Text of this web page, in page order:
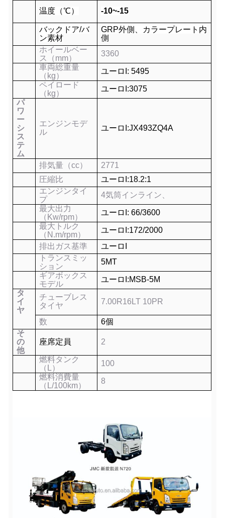
温度（℃） -10~-15
バックドア/バ
ン素材
GRP外側、カラープレート内
側
ホイールベー
ス（mm）
3360
車両総重量
（kg）
ユーロI: 5495
ペイロード
（kg）
ユーロI:3075
パ
ワ
ー
シ
ス
テ
ム
エンジンモデ
ル
ユーロI:JX493ZQ4A
排気量（cc）
2771
圧縮比
ユーロI:18.2:1
エンジンタイ
プ
4気筒インライン、
最大出力
（Kw/rpm）
ユーロI: 66/3600
最大トルク
（N.m/rpm）
ユーロI:172/2000
排出ガス基準
ユーロI
トランスミッ
ション
5MT
ギアボックス
モデル
ユーロI:MSB-5M
タ
イ
ヤ
チューブレス
タイヤ
7.00R16LT 10PR
数 6個
そ
の
他
座席定員 2
燃料タンク
（L）
100
燃料消費量
（L/100km）
8